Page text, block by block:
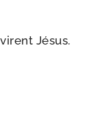
Jésus.